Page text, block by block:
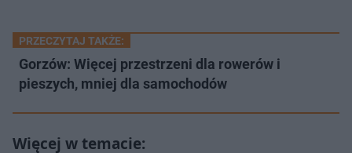
PRZECZYTAJ TAKŻE:
Gorzów: Więcej przestrzeni dla rowerów i
pieszych, mniej dla samochodów